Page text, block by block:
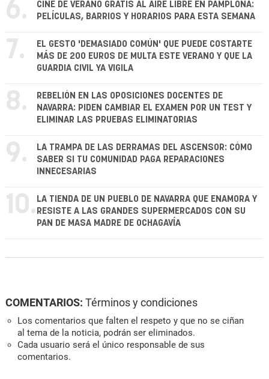
6.
CINE DE VERANO GRATIS AL AIRE LIBRE EN PAMPLONA:
PELÍCULAS, BARRIOS Y HORARIOS PARA ESTA SEMANA
7.
EL GESTO 'DEMASIADO COMÚN' QUE PUEDE COSTARTE
MÁS DE 200 EUROS DE MULTA ESTE VERANO Y QUE LA
GUARDIA CIVIL YA VIGILA
8.
REBELIÓN EN LAS OPOSICIONES DOCENTES DE
NAVARRA: PIDEN CAMBIAR EL EXAMEN POR UN TEST Y
ELIMINAR LAS PRUEBAS ELIMINATORIAS
9.
LA TRAMPA DE LAS DERRAMAS DEL ASCENSOR: CÓMO
SABER SI TU COMUNIDAD PAGA REPARACIONES
INNECESARIAS
10. LA TIENDA DE UN PUEBLO DE NAVARRA QUE ENAMORA Y
RESISTE A LAS GRANDES SUPERMERCADOS CON SU
PAN DE MASA MADRE DE OCHAGAVÍA
COMENTARIOS: Términos y condiciones
Los comentarios que falten el respeto y que no se ciñan
al tema de la noticia, podrán ser eliminados.
Cada usuario será el único responsable de sus
comentarios.